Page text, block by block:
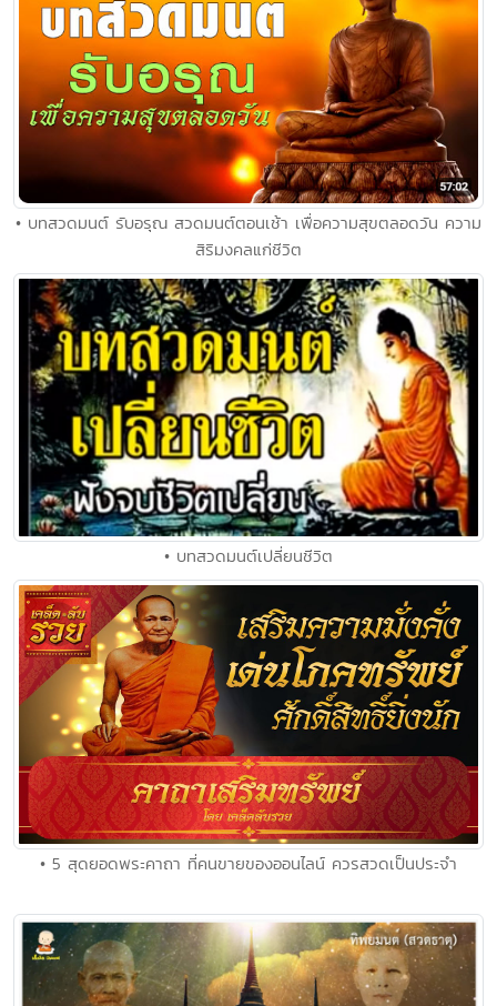
• บทสวดมนต์ รับอรุณ สวดมนต์ตอนเช้า เพื่อความสุขตลอดวัน ความ
สิริมงคลแก่ชีวิต
• บทสวดมนต์เปลี่ยนชีวิต
• 5 สุดยอดพระคาถา ที่คนขายของออนไลน์ ควรสวดเป็นประจำ